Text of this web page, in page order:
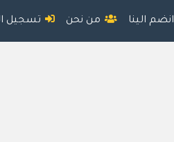
انضم الينا من نحن تسجيل